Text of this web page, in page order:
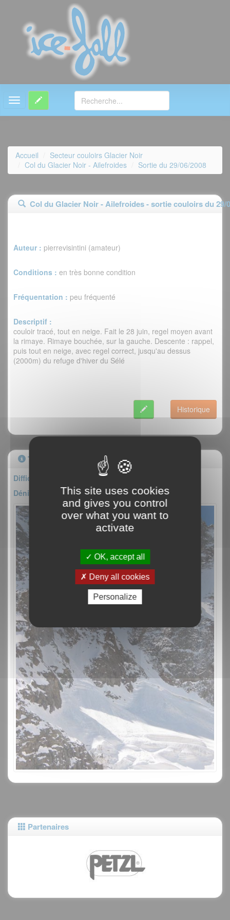
MENU
Accueil
Secteur couloirs Glacier Noir
Col du Glacier Noir - Ailefroides
Sortie du 29/06/2008
Col du Glacier Noir - Ailefroides - sortie couloirs du 29/
Auteur : pierrevisintini (amateur)
Conditions : en très bonne condition
Fréquentation : peu fréquenté
Descriptif :
couloir tracé, tout en neige. Fait le 28 juin, regel moyen avant
la rimaye. Rimaye bouchée, sur la gauche. Descente : rappel,
puis tout en neige, avec regel correct, jusqu'au dessus
(2000m) du refuge d'hiver du Sélé
Historique
Topo
Difficulté : AD+
Dénivelé : 400m
Partenaires
This site uses cookies
and gives you control
over what you want to
activate
OK, accept all
Deny all cookies
Personalize